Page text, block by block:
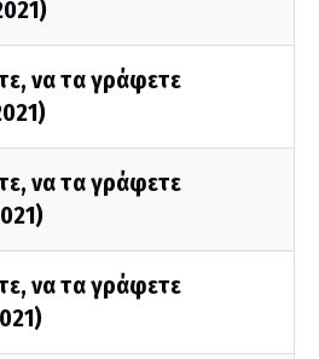
να τα γράφετε
να τα γράφετε
να τα γράφετε